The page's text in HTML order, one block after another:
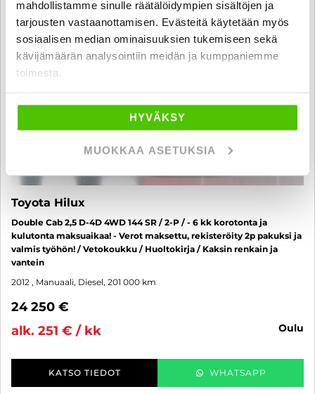
mahdollistamme sinulle räätälöidympien sisältöjen ja
tarjousten vastaanottamisen. Evästeitä käytetään myös
sosiaalisen median ominaisuuksien tukemiseen sekä
kävijämäärän analysointiin meidän ja kumppaniemme
toimesta.
HYVÄKSY
MUOKKAA ASETUKSIA
Toyota Hilux
Double Cab 2,5 D-4D 4WD 144 SR / 2-P / - 6 kk korotonta ja
kulutonta maksuaikaa! - Verot maksettu, rekisteröity 2p pakuksi ja
valmis työhön! / Vetokoukku / Huoltokirja / Kaksin renkain ja
vantein
2012 , Manuaali, Diesel, 201 000 km
24 250 €
alk. 251 € / kk
oulu
KATSO TIEDOT WHATSAPP